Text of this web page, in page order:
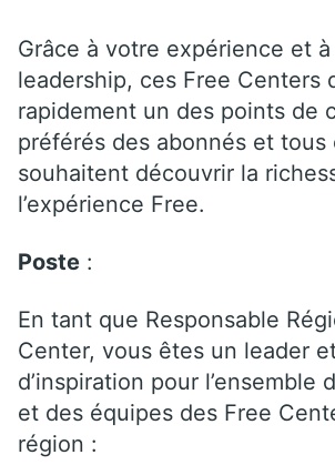
Grâce à votre expérience et
leadership, ces Free Centers
rapidement un des points de
préférés des abonnés et tous
souhaitent découvrir la
l’expérience Free.
Poste :
En tant que Responsable
Center, vous êtes un leader
d’inspiration pour l’ensemble
et des équipes des Free
région :